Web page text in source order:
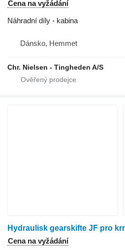
Cena na vyžádání
Náhradní díly - kabina
Dánsko, Hemmet
Chr. Nielsen - Tingheden A/S
Cena na vyžádání